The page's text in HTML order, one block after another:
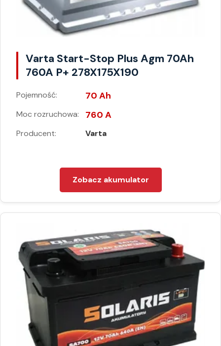
Varta Start-Stop Plus Agm 70Ah
760A P+ 278X175X190
Pojemność: 70 Ah
Moc rozruchowa: 760 A
Producent: Varta
Zobacz akumulator